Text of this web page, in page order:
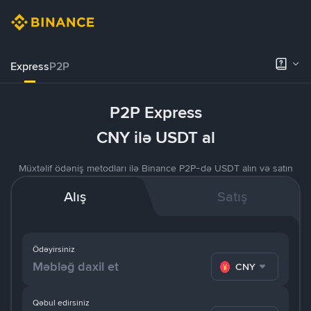
ExpressP2P
P2P Express
CNY ilə USDT al
Müxtəlif ödəniş metodları ilə Binance P2P-də USDT alın və satın
Alış Satış
Ödəyirsiniz
CNY
Qəbul edirsiniz